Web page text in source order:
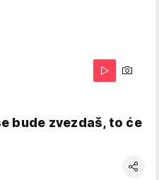
bude zvezdaš, to će